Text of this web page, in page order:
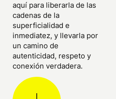
aquí para liberarla de las
cadenas de la
superficialidad e
inmediatez, y llevarla por
un camino de
autenticidad, respeto y
conexión verdadera.